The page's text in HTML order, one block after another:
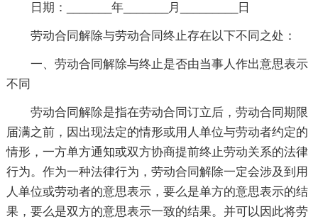
日期：_______年_______月_________日
劳动合同解除与劳动合同终止存在以下不同之处：
一、劳动合同解除与终止是否由当事人作出意思表示
不同
劳动合同解除是指在劳动合同订立后，劳动合同期限
届满之前，因出现法定的情形或用人单位与劳动者约定的
情形，一方单方通知或双方协商提前终止劳动关系的法律
行为。作为一种法律行为，劳动合同解除一定会涉及到用
人单位或劳动者的意思表示，要么是单方的意思表示的结
果，要么是双方的意思表示一致的结果。并可以因此将劳